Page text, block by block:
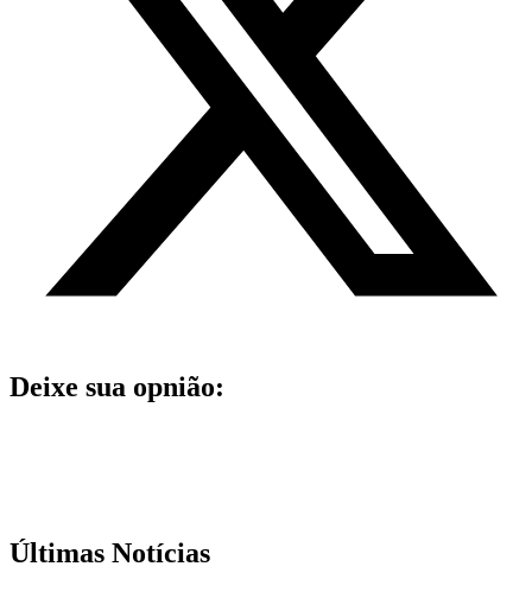
Deixe sua opnião:
Últimas Notícias